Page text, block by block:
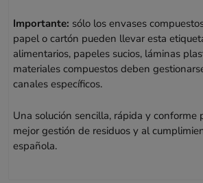
Importante: sólo los envases
papel o cartón pueden llevar esta
alimentarios, papeles sucios, láminas
materiales compuestos deben
canales específicos.
Una solución sencilla, rápida y conforme
mejor gestión de residuos y al
española.